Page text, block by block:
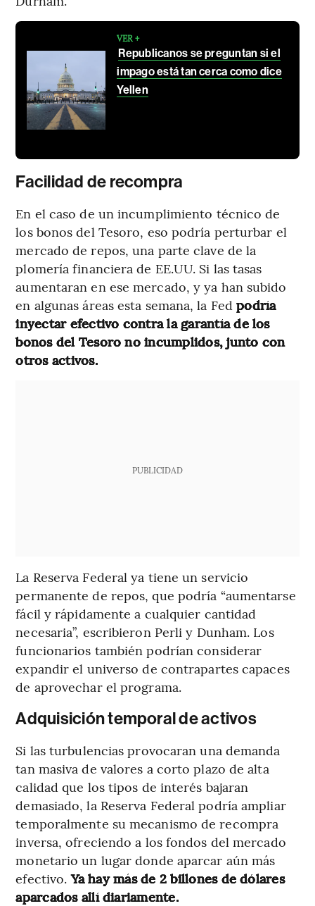
VER +
Republicanos se preguntan si el
impago está tan cerca como dice
Yellen
Facilidad de recompra
En el caso de un incumplimiento técnico de
los bonos del Tesoro, eso podría perturbar el
mercado de repos, una parte clave de la
plomería financiera de EE.UU. Si las tasas
aumentaran en ese mercado, y ya han subido
en algunas áreas esta semana, la Fed podría
inyectar efectivo contra la garantía de los
bonos del Tesoro no incumplidos, junto con
otros activos.
PUBLICIDAD
La Reserva Federal ya tiene un servicio
permanente de repos, que podría “aumentarse
fácil y rápidamente a cualquier cantidad
necesaria”, escribieron Perli y Dunham. Los
funcionarios también podrían considerar
expandir el universo de contrapartes capaces
de aprovechar el programa.
Adquisición temporal de activos
Si las turbulencias provocaran una demanda
tan masiva de valores a corto plazo de alta
calidad que los tipos de interés bajaran
demasiado, la Reserva Federal podría ampliar
temporalmente su mecanismo de recompra
inversa, ofreciendo a los fondos del mercado
monetario un lugar donde aparcar aún más
efectivo. Ya hay más de 2 billones de dólares
aparcados allí diariamente.